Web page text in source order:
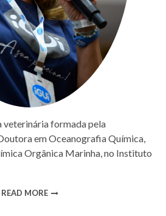
veterinária formada pela
em Oceanografia Química,
Orgânica Marinha, no Instituto
READ MORE